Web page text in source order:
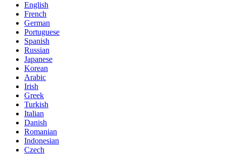
English
French
German
Portuguese
Spanish
Russian
Japanese
Korean
Arabic
Irish
Greek
Turkish
Italian
Danish
Romanian
Indonesian
Czech